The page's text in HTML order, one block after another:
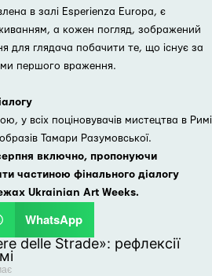
в залі Esperienza Europa, є
а кожен погляд, зображений
для глядача побачити те, що існує за
першого враження.
у всіх поціновувачів мистецтва в Римі
Тамари Разумовської.
включно, пропонуючи
частиною фінального діалогу
Ukrainian Art Weeks.
WhatsApp
delle Strade»: рефлексії